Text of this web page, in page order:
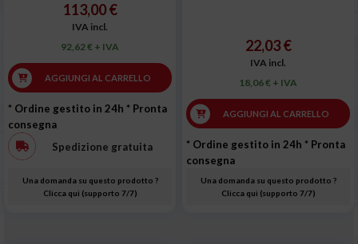
113,00 €
IVA incl.
92,62 € + IVA
AGGIUNGI AL CARRELLO
* Ordine gestito in 24h * Pronta
consegna
Spedizione gratuita
Una domanda su questo prodotto ?
Clicca qui (supporto 7/7)
22,03 €
IVA incl.
18,06 € + IVA
AGGIUNGI AL CARRELLO
* Ordine gestito in 24h * Pronta
consegna
Una domanda su questo prodotto ?
Clicca qui (supporto 7/7)